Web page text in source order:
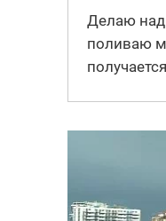
Делаю
поливаю